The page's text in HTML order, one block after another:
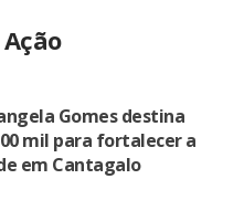
Gomes destina
mil para fortalecer a
em Cantagalo